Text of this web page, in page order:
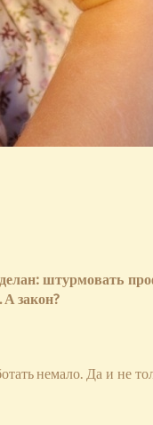
штурмовать
закон?
немало. Да и не